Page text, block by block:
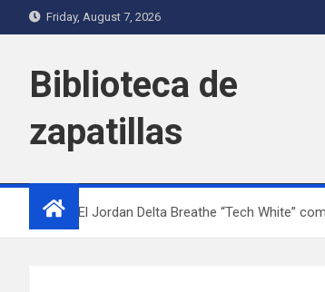
to
Friday, August 7, 2026
Biblioteca de
zapatillas
Home El Jordan Delta Breathe “Tech White”